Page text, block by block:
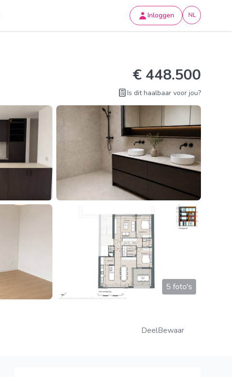
Inloggen NL
€ 448.500
Is dit haalbaar voor jou?
5 foto's
DeelBewaar